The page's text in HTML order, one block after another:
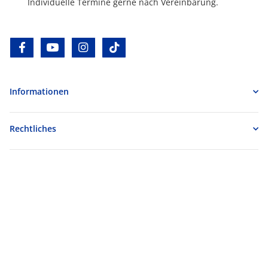
facebookyoutube instagram
Informationen
Rechtliches